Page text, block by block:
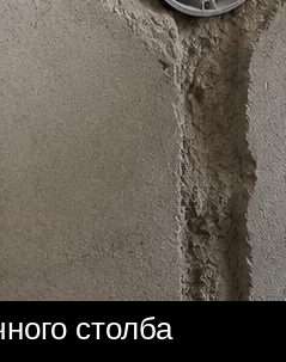
столба